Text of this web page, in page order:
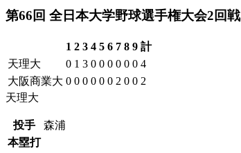
第66回 全日本大学野球選手権大会2回戦
1 2 3 4 5 6 7 8 9 計
天理大
0 1 3 0 0 0 0 0 0 4
大阪商業大 0 0 0 0 0 0 2 0 0 2
天理大
投手
森浦
本塁打